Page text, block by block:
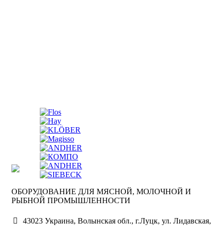
ОБОРУДОВАНИЕ ДЛЯ МЯСНОЙ, МОЛОЧНОЙ И
РЫБНОЙ ПРОМЫШЛЕННОСТИ
43023 Украина, Волынская обл., г.Луцк, ул. Лидавская,